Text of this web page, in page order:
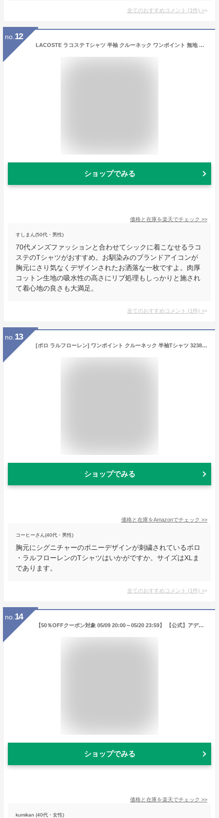
全てのおすすめコメント (1件) >
no. 12
LACOSTE ラコステ Tシャツ 半袖 クルーネック ワンポイント 無地 クラシックフィット (TH5582) 半袖Tシャツ メンズ ブランド 紳士 カジュアル 白紺黒 父の日ギフト
ショップでみる
価格と在庫を楽天でチェック >>
すしまん(50代・男性)
70代メンズファッションと合わせてシックに着こなせるラコ
ステのTシャツがおすすめ。お馴染みのブランドアイコンが
胸元にさり気なくデザインされたお洒落な一枚ですよ。肉厚
コットン生地の吸水性の高さにリブ処理もしっかりと施され
て着心地の良さも大満足。
全てのおすすめコメント (1件) >
no. 13
[ポロ ラルフローレン] ワンポイント クルーネック 半袖Tシャツ 323832904 メンズ レディース (JP, アルファベット, XL, 09.クルーズネイビー) [並行輸入品]
ショップでみる
価格と在庫をAmazonでチェック >>
コーヒーさん(40代・男性)
胸元にシグニチャーのポニーデザインが刺繍されているポロ
・ラルフローレンのTシャツはいかがですか。サイズはXLま
であります。
全てのおすすめコメント (1件) >
no. 14
【50％OFFクーポン対象 05/09 20:00～05/20 23:59】 【公式】アディダス adidas 返品可 ライフスタイル アディダス Rekive 半袖Tシャツ オリジナルス メンズ ウェア・服 Tシャツ 黒 ブラック HZ0747
ショップでみる
価格と在庫を楽天でチェック >>
kumikan (40代・女性)